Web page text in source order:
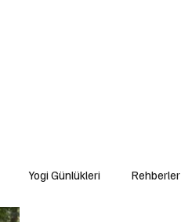
Yogi Günlükleri Rehberler